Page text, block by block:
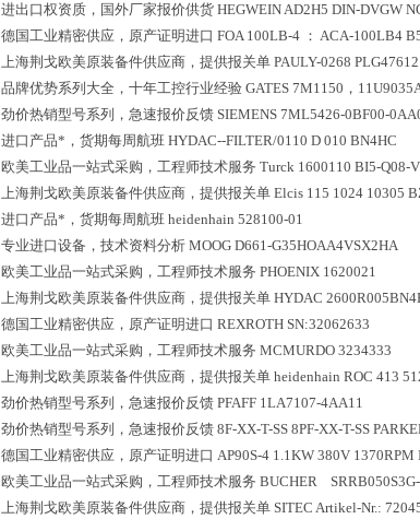
进出口权资质，国外厂家报价供货 HEGWEIN AD2H5 DIN-DVGW
德国工业精密供应，原产证明进口 FOA 100LB-4 ： ACA-100LB4
上海荆戈欧美原装备件供应商，提供报关单 PAULY-0268
品牌优势系列大全，十年工控行业经验 GATES 7M1150，
劲价热销型号系列，急速报价反馈 SIEMENS 7ML5426-0BF00-
进口产品*，货期每周航班 HYDAC--FILTER/0110 D 010 BN4HC
欧美工业品一站式采购，工程师技术服务 Turck 1600110 BI5-Q08-
上海荆戈欧美原装备件供应商，提供报关单 Elcis 115 1024 10305
进口产品*，货期每周航班 heidenhain 528100-01
专业进口设备，技术资料分析 MOOG D661-G35HOAA4VSX2HA
欧美工业品一站式采购，工程师技术服务 PHOENIX 1620021
上海荆戈欧美原装备件供应商，提供报关单 HYDAC
德国工业精密供应，原产证明进口 REXROTH SN:32062633
欧美工业品一站式采购，工程师技术服务 MCMURDO 3234333
上海荆戈欧美原装备件供应商，提供报关单 heidenhain ROC 413
劲价热销型号系列，急速报价反馈 PFAFF 1LA7107-4AA11
劲价热销型号系列，急速报价反馈 8F-XX-T-SS 8PF-XX-T-SS
德国工业精密供应，原产证明进口 AP90S-4 1.1KW 380V
欧美工业品一站式采购，工程师技术服务 BUCHER
上海荆戈欧美原装备件供应商，提供报关单 SITEC Artikel-Nr.: